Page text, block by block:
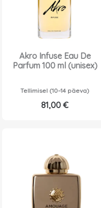
Akro Infuse Eau De
Parfum 100 ml (unisex)
Tellimisel (10–14 päeva)
81,00 €